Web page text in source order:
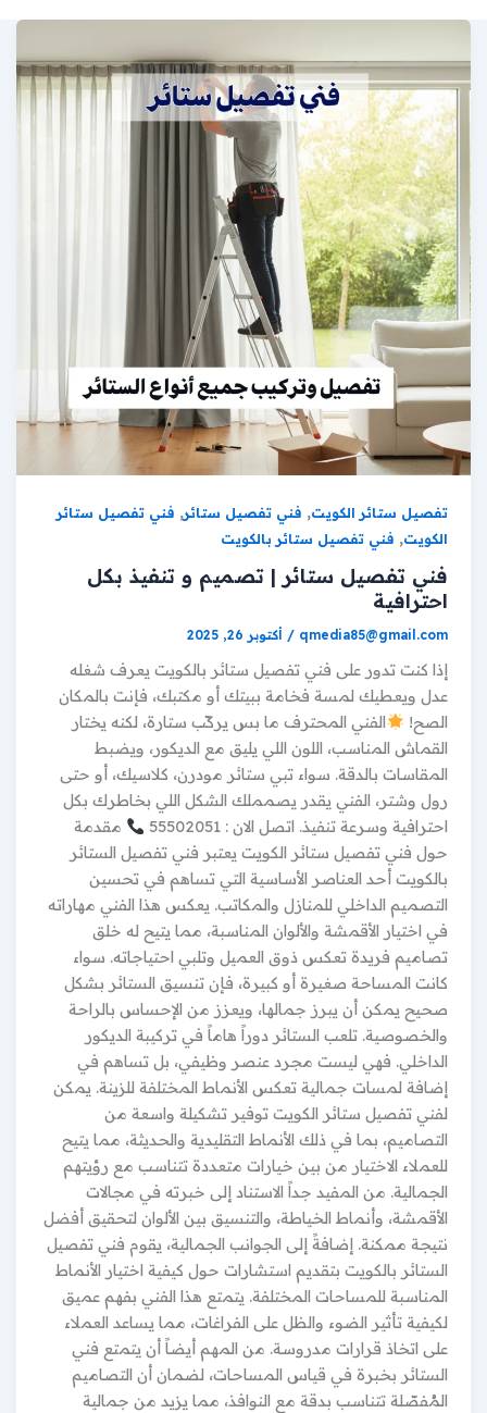
تفصيل ستائر الكويت,فني تفصيل ستائر,فني تفصيل ستائر
الكويت,فني تفصيل ستائر بالكويت
فني تفصيل ستائر | تصميم و تنفيذ بكل
احترافية
qmedia85@gmail.com
/ أكتوبر 26, 2025
إذا كنت تدور على فني تفصيل ستائر بالكويت يعرف شغله
عدل ويعطيك لمسة فخامة ببيتك أو مكتبك، فإنت بالمكان
الصح!
الفني المحترف ما بس يركّب ستارة، لكنه يختار
القماش المناسب، اللون اللي يليق مع الديكور، ويضبط
المقاسات بالدقة. سواء تبي ستائر مودرن، كلاسيك، أو حتى
رول وشتر، الفني يقدر يصمملك الشكل اللي بخاطرك بكل
احترافية وسرعة تنفيذ. اتصل الان : 55502051
مقدمة
حول فني تفصيل ستائر الكويت يعتبر فني تفصيل الستائر
بالكويت أحد العناصر الأساسية التي تساهم في تحسين
التصميم الداخلي للمنازل والمكاتب. يعكس هذا الفني مهاراته
في اختيار الأقمشة والألوان المناسبة، مما يتيح له خلق
تصاميم فريدة تعكس ذوق العميل وتلبي احتياجاته. سواء
كانت المساحة صغيرة أو كبيرة، فإن تنسيق الستائر بشكل
صحيح يمكن أن يبرز جمالها، ويعزز من الإحساس بالراحة
والخصوصية. تلعب الستائر دوراً هاماً في تركيبة الديكور
الداخلي. فهي ليست مجرد عنصر وظيفي، بل تساهم في
إضافة لمسات جمالية تعكس الأنماط المختلفة للزينة. يمكن
لفني تفصيل ستائر الكويت توفير تشكيلة واسعة من
التصاميم، بما في ذلك الأنماط التقليدية والحديثة، مما يتيح
للعملاء الاختيار من بين خيارات متعددة تتناسب مع رؤيتهم
الجمالية. من المفيد جداً الاستناد إلى خبرته في مجالات
الأقمشة، وأنماط الخياطة، والتنسيق بين الألوان لتحقيق أفضل
نتيجة ممكنة. إضافةً إلى الجوانب الجمالية، يقوم فني تفصيل
الستائر بالكويت بتقديم استشارات حول كيفية اختيار الأنماط
المناسبة للمساحات المختلفة. يتمتع هذا الفني بفهم عميق
لكيفية تأثير الضوء والظل على الفراغات، مما يساعد العملاء
على اتخاذ قرارات مدروسة. من المهم أيضاً أن يتمتع فني
الستائر بخبرة في قياس المساحات، لضمان أن التصاميم
المُفصّلة تتناسب بدقة مع النوافذ، مما يزيد من جمالية